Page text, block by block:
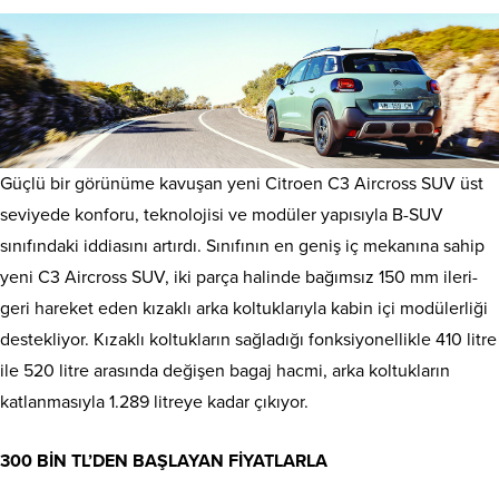
Güçlü bir görünüme kavuşan yeni Citroen C3 Aircross SUV üst
seviyede konforu, teknolojisi ve modüler yapısıyla B-SUV
sınıfındaki iddiasını artırdı. Sınıfının en geniş iç mekanına sahip
yeni C3 Aircross SUV, iki parça halinde bağımsız 150 mm ileri-
geri hareket eden kızaklı arka koltuklarıyla kabin içi modülerliği
destekliyor. Kızaklı koltukların sağladığı fonksiyonellikle 410 litre
ile 520 litre arasında değişen bagaj hacmi, arka koltukların
katlanmasıyla 1.289 litreye kadar çıkıyor.
300 BİN TL’DEN BAŞLAYAN FİYATLARLA